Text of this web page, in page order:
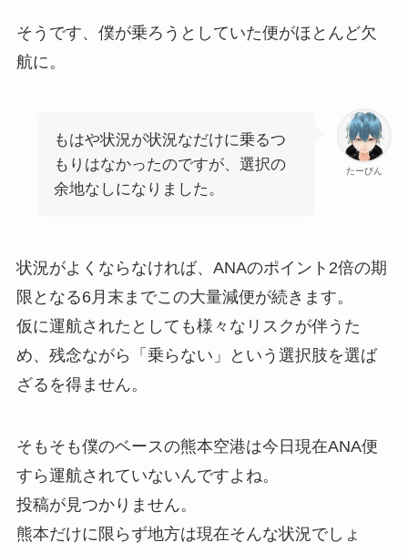
そうです、僕が乗ろうとしていた便がほとんど欠
航に。
たーびん
もはや状況が状況なだけに乗るつ
もりはなかったのですが、選択の
余地なしになりました。
状況がよくならなければ、ANAのポイント2倍の期
限となる6月末までこの大量減便が続きます。
仮に運航されたとしても様々なリスクが伴うた
め、残念ながら「乗らない」という選択肢を選ば
ざるを得ません。
そもそも僕のベースの熊本空港は今日現在ANA便
すら運航されていないんですよね。
投稿が見つかりません。
熊本だけに限らず地方は現在そんな状況でしょ